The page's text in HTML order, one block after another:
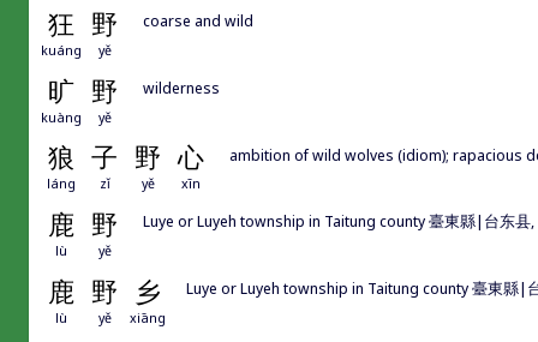
狂 野
kuáng yě
coarse and wild
旷 野
kuàng yě
wilderness
狼 子 野 心
láng zǐ yě xīn
ambition of wild wolves (idiom); rapacious
鹿 野
lù yě
Luye or Luyeh township in Taitung county 臺東縣|台东县
鹿 野 乡
lù yě xiāng
Luye or Luyeh township in Taitung county 臺東縣|